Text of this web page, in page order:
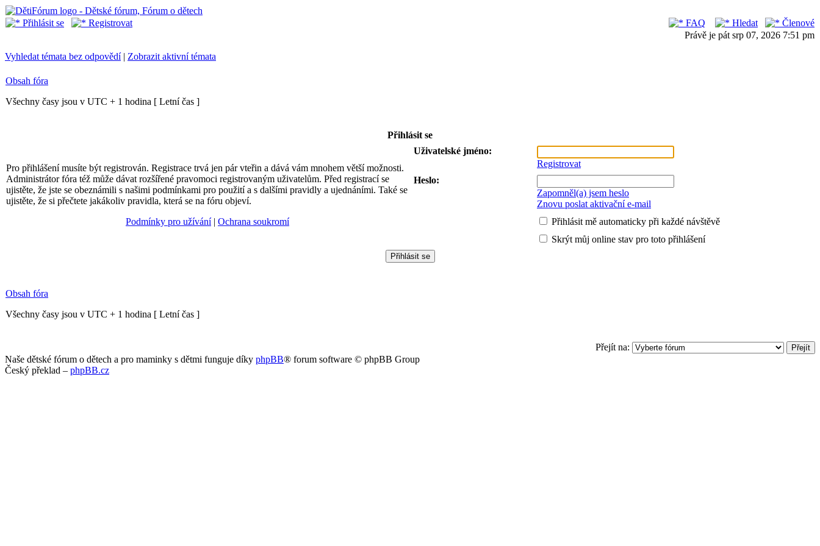
Přihlásit se Registrovat FAQ Hledat
Členové
Právě je pát srp 07, 2026 7:51 pm
Vyhledat témata bez odpovědí| Zobrazit aktivní témata
Obsah fóra
Všechny časy jsou v UTC + 1 hodina [ Letní čas ]
Přihlásit se
Pro přihlášení musíte být registrován. Registrace trvá jen pár vteřin a dává vám mnohem větší možnosti.
Administrátor fóra též může dávat rozšířené pravomoci registrovaným uživatelům. Před registrací se
ujistěte, že jste se obeznámili s našimi podmínkami pro použití a s dalšími pravidly a ujednáními. Také se
ujistěte, že si přečtete jakákoliv pravidla, která se na fóru objeví.
Podmínky pro užívání| Ochrana soukromí
Uživatelské jméno:
Registrovat
Heslo:
Zapomněl(a) jsem heslo
Znovu poslat aktivační e-mail
Přihlásit mě automaticky při každé návštěvě
Skrýt můj online stav pro toto přihlášení
Obsah fóra
Všechny časy jsou v UTC + 1 hodina [ Letní čas ]
Přejít na:
Naše dětské fórum o dětech a pro maminky s dětmi funguje díky phpBB® forum software © phpBB Group
Český překlad – phpBB.cz